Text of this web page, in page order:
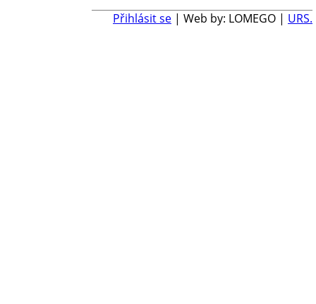
Přihlásit se | Web by: LOMEGO | URS.